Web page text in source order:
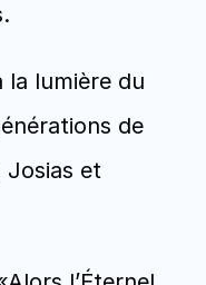
la lumière du
de
Josias et